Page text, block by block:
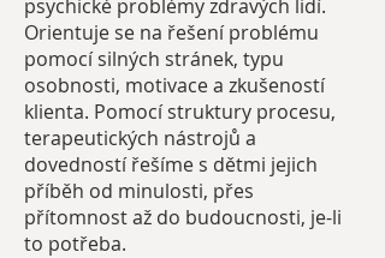
psychické problémy zdravých lidí.
Orientuje se na řešení problému
pomocí silných stránek, typu
osobnosti, motivace a zkušeností
klienta. Pomocí struktury procesu,
terapeutických nástrojů a
dovedností řešíme s dětmi jejich
příběh od minulosti, přes
přítomnost až do budoucnosti, je-li
to potřeba.